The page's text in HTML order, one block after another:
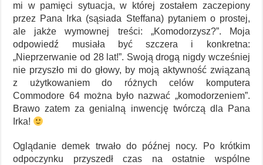
mi w pamięci sytuacja, w której zostałem zaczepiony
przez Pana Irka (sąsiada Steffana) pytaniem o prostej,
ale jakże wymownej treści: „Komodorzysz?”. Moja
odpowiedź musiała być szczera i konkretna:
„Nieprzerwanie od 28 lat!”. Swoją drogą nigdy wcześniej
nie przyszło mi do głowy, by moją aktywność związaną
z użytkowaniem do różnych celów komputera
Commodore 64 można było nazwać „komodorzeniem”.
Brawo zatem za genialną inwencję twórczą dla Pana
Irka!
Oglądanie demek trwało do późnej nocy. Po krótkim
odpoczynku przyszedł czas na ostatnie wspólne